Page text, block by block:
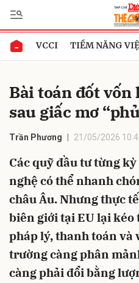
VCCI TIỀM NĂNG
Bài toán đốt vốn
sau giấc mơ
Trần Phương 21/05/2026
Các quỹ đầu tư từng
nghệ có thể nhanh
châu Âu. Nhưng thực
biên giới tại EU lại kéo
pháp lý, thanh toán và
trường càng phân
càng phải đổi bằng
Gửi bình luận